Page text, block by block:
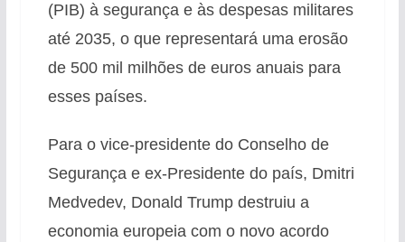
(PIB) à segurança e às despesas militares
até 2035, o que representará uma erosão
de 500 mil milhões de euros anuais para
esses países.
Para o vice-presidente do Conselho de
Segurança e ex-Presidente do país, Dmitri
Medvedev, Donald Trump destruiu a
economia europeia com o novo acordo